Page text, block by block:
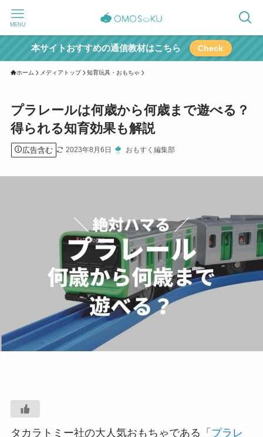
MENU
本サイトおすすめの通信教材はこちら Check
ホーム メディアトップ 知育玩具・おもちゃ
プラレールは何歳から何歳まで遊べる？
得られる知育効果も解説
広告含む 2023年8月6日 おもすく編集部
タカラトミー社の大人気おもちゃである「 プラレ